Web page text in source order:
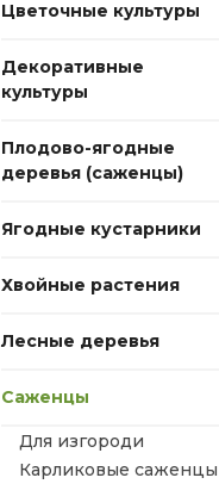
Цветочные культуры
Декоративные
культуры
Плодово-ягодные
деревья (саженцы)
Ягодные кустарники
Хвойные растения
Лесные деревья
Саженцы
Для изгороди
Карликовые саженцы